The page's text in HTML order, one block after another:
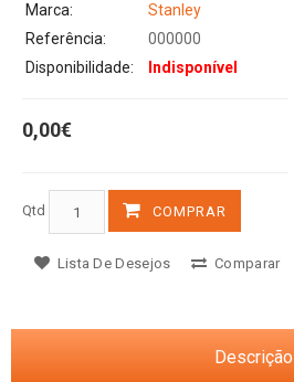
Marca:
Stanley
Referência:
000000
Disponibilidade:
Indisponível
0,00€
Qtd COMPRAR
Lista De Desejos Comparar
Descrição